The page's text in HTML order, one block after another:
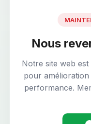
Nous
Notre site web
pour
performance.